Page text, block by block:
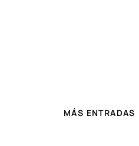
MÁS ENTRADAS